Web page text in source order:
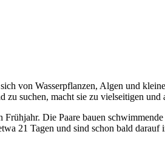
von Wasserpflanzen, Algen und
suchen, macht sie zu vielseitigen und
Die Paare bauen
21 Tagen und sind schon bald